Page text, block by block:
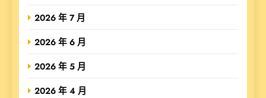
2026 年 7 月
2026 年 6 月
2026 年 5 月
2026 年 4 月